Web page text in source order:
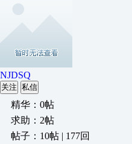
NJDSQ
关注 私信
精华：0帖
求助：2帖
帖子：10帖 | 177回